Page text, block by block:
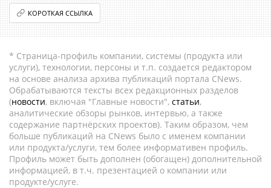
КОРОТКАЯ ССЫЛКА
* Страница-профиль компании, системы (продукта или
услуги), технологии, персоны и т.п. создается редактором
на основе анализа архива публикаций портала CNews.
Обрабатываются тексты всех редакционных разделов
(новости, включая "Главные новости", статьи,
аналитические обзоры рынков, интервью, а также
содержание партнёрских проектов). Таким образом, чем
больше публикаций на CNews было с именем компании
или продукта/услуги, тем более информативен профиль.
Профиль может быть дополнен (обогащен) дополнительной
информацией, в т.ч. презентацией о компании или
продукте/услуге.